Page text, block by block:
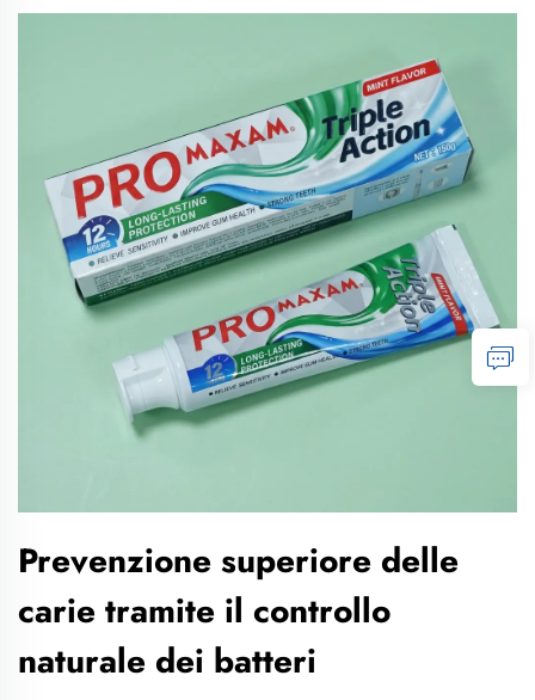
Prevenzione superiore delle
carie tramite il controllo
naturale dei batteri